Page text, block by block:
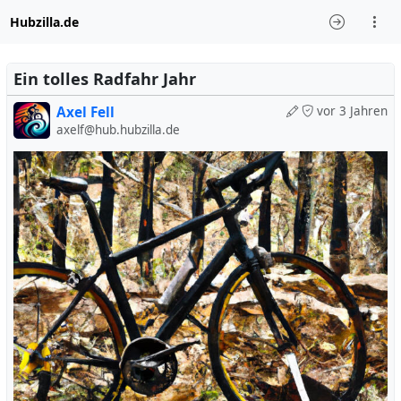
Hubzilla.de
Ein tolles Radfahr Jahr
vor 3 Jahren
Axel Fell
axelf@hub.hubzilla.de